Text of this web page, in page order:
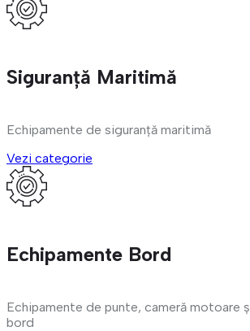
Siguranță Maritimă
Echipamente de siguranță maritimă
Vezi categorie
Echipamente Bord
Echipamente de punte, cameră motoare
bord